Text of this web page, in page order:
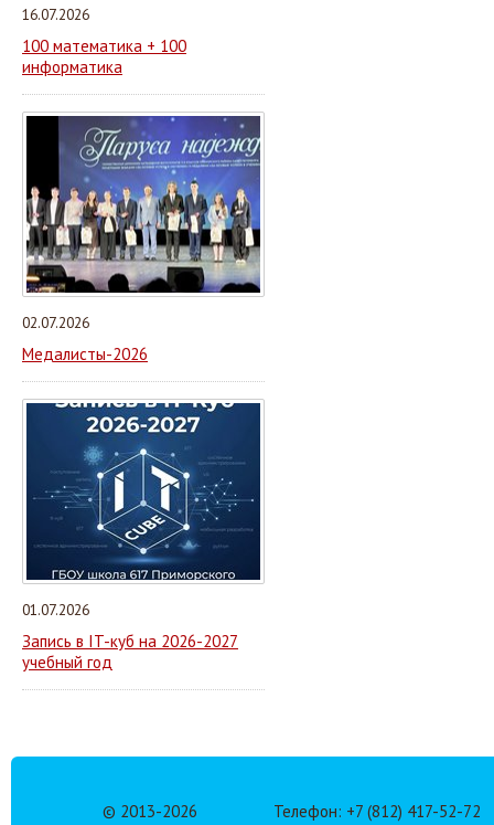
16.07.2026
100 математика + 100
информатика
02.07.2026
Медалисты-2026
01.07.2026
Запись в IT-куб на 2026-2027
учебный год
© 2013-2026 Телефон: +7 (812) 417-52-72